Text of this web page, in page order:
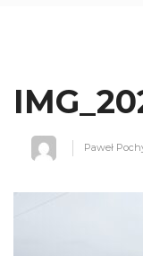
Paweł